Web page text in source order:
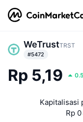
WeTrustTRST
#5472
Rp 5,19
Kapitalisasi
Rp 0